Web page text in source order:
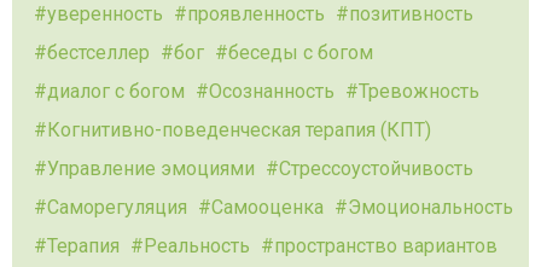
уверенность
проявленность
позитивность
бестселлер
бог
беседы с богом
диалог с богом
Осознанность
Тревожность
Когнитивно-поведенческая терапия (КПТ)
Управление эмоциями
Стрессоустойчивость
Саморегуляция
Самооценка
Эмоциональность
Терапия
Реальность
пространство вариантов